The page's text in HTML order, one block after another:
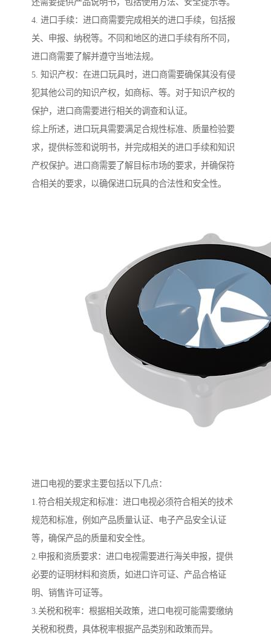
4. 进口手续：进口商需要完成相关的进口手续，包括报
关、申报、纳税等。不同和地区的进口手续有所不同，
进口商需要了解并遵守当地法规。
5. 知识产权：在进口玩具时，进口商需要确保其没有侵
犯其他公司的知识产权，如商标、等。对于知识产权的
保护，进口商需要进行相关的调查和认证。
综上所述，进口玩具需要满足合规性标准、质量检验要
求，提供标签和说明书，并完成相关的进口手续和知识
产权保护。进口商需要了解目标市场的要求，并确保符
合相关的要求，以确保进口玩具的合法性和安全性。
进口电视的要求主要包括以下几点：
1.符合相关规定和标准：进口电视必须符合相关的技术
规范和标准，例如产品质量认证、电子产品安全认证
等，确保产品的质量和安全性。
2.申报和资质要求：进口电视需要进行海关申报，提供
必要的证明材料和资质，如进口许可证、产品合格证
明、销售许可证等。
3.关税和税率：根据相关政策，进口电视可能需要缴纳
关税和税费，具体税率根据产品类别和政策而异。